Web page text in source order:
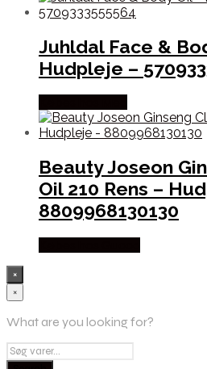
Juhldal Face &
Hudpleje –
Beauty Joseon
Oil 210 Rens –
8809968130130
×
×
What are you looking for?